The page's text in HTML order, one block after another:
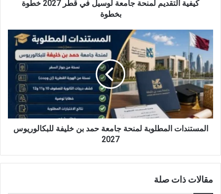
بخطوة
كيفية التقديم لمنحة جامعة لوسيل في قطر 2027 خطوة
بخطوة
المستندات
المطلوبة
لمنحة
جامعة
حمد
بن
خليفة
للبكالوريوس
2027
المستندات المطلوبة لمنحة جامعة حمد بن خليفة للبكالوريوس
2027
مقالات ذات صلة